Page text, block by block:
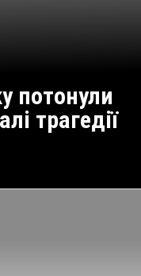
потонули
трагедії